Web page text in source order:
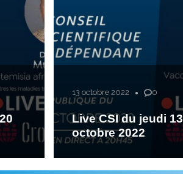
13 octobre 2022 0
Live CSI du jeudi 13
octobre 2022